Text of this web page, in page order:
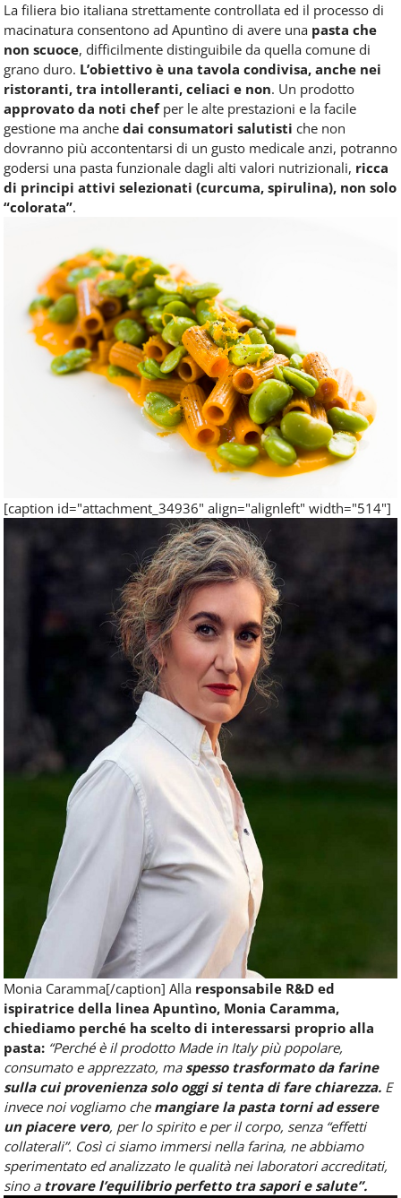
La filiera bio italiana strettamente controllata ed il processo di
macinatura consentono ad Apuntìno di avere una pasta che
non scuoce, difficilmente distinguibile da quella comune di
grano duro. L’obiettivo è una tavola condivisa, anche nei
ristoranti, tra intolleranti, celiaci e non. Un prodotto
approvato da noti chef per le alte prestazioni e la facile
gestione ma anche dai consumatori salutisti che non
dovranno più accontentarsi di un gusto medicale anzi, potranno
godersi una pasta funzionale dagli alti valori nutrizionali, ricca
di principi attivi selezionati (curcuma, spirulina), non solo
“colorata”.
[caption id="attachment_34936" align="alignleft" width="514"]
Monia Caramma[/caption] Alla responsabile R&D ed
ispiratrice della linea Apuntìno, Monia Caramma,
chiediamo perché ha scelto di interessarsi proprio alla
pasta: “Perché è il prodotto Made in Italy più popolare,
consumato e apprezzato, maspesso trasformato da farine
sulla cui provenienza solo oggi si tenta di fare chiarezza. E
invece noi vogliamo che mangiare la pasta torni ad essere
un piacere vero, per lo spirito e per il corpo, senza “effetti
collaterali”. Così ci siamo immersi nella farina, ne abbiamo
sperimentato ed analizzato le qualità nei laboratori accreditati,
sino a trovare l’equilibrio perfetto tra sapori e salute”.